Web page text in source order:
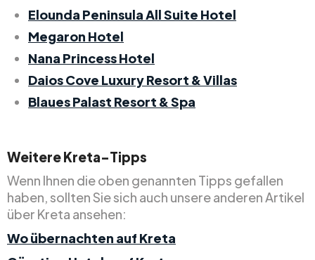
Elounda Peninsula All Suite Hotel
Megaron Hotel
Nana Princess Hotel
Daios Cove Luxury Resort & Villas
Blaues Palast Resort & Spa
Weitere Kreta-Tipps
Wenn Ihnen die oben genannten Tipps gefallen
haben, sollten Sie sich auch unsere anderen Artikel
über Kreta ansehen:
Wo übernachten auf Kreta